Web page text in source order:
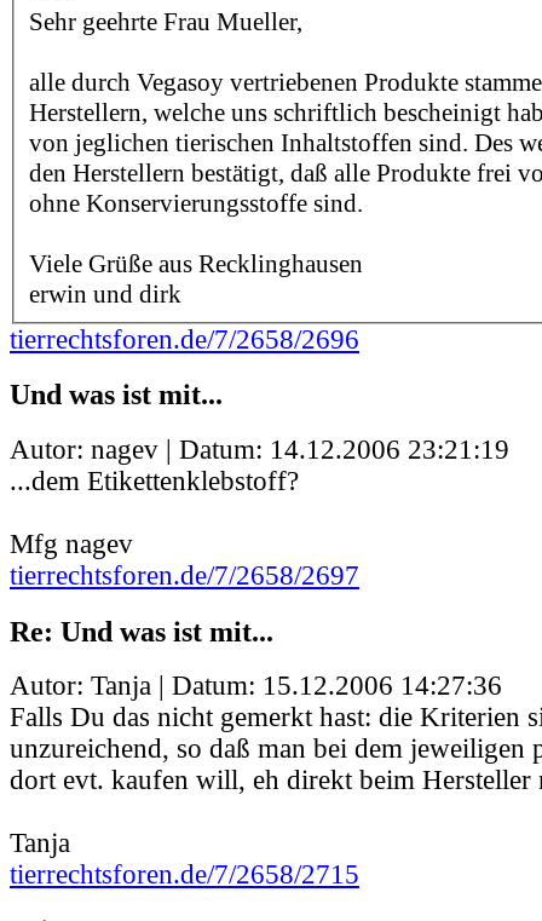
Sehr geehrte Frau Mueller,
alle durch Vegasoy vertriebenen Produkte
Herstellern, welche uns schriftlich bescheinigt
von jeglichen tierischen Inhaltstoffen sind. Des
den Herstellern bestätigt, daß alle Produkte frei
ohne Konservierungsstoffe sind.
Viele Grüße aus Recklinghausen
erwin und dirk
tierrechtsforen.de/7/2658/2696
Und was ist mit...
Autor: nagev | Datum: 14.12.2006 23:21:19
...dem Etikettenklebstoff?
Mfg nagev
tierrechtsforen.de/7/2658/2697
Re: Und was ist mit...
Autor: Tanja | Datum: 15.12.2006 14:27:36
Falls Du das nicht gemerkt hast: die Kriterien
unzureichend, so daß man bei dem jeweiligen
dort evt. kaufen will, eh direkt beim Hersteller
Tanja
tierrechtsforen.de/7/2658/2715